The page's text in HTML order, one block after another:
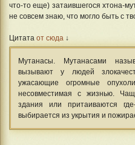
что-то еще) затаившегося хтона-
не совсем знаю, что могло быть с
Цитата от сюда ↓
Мутанасы. Мутанасами
вызывают у людей
ужасающие огромные
несовместимая с жизнью.
здания или притаиваются
выбирается из укрытия и